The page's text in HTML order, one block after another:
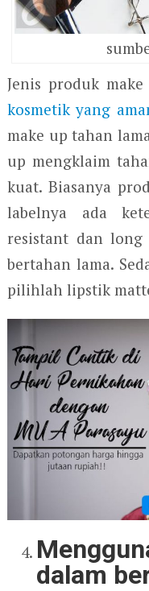
Jenis produk
kosmetik yang
make up tahan
up mengklaim
kuat. Biasanya
labelnya ada
resistant dan long
bertahan lama.
pilihlah lipstik
dalam